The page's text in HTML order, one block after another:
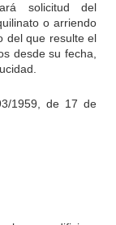
solicitud del
o arriendo
del que resulte el
desde su fecha,
1959, de 17 de